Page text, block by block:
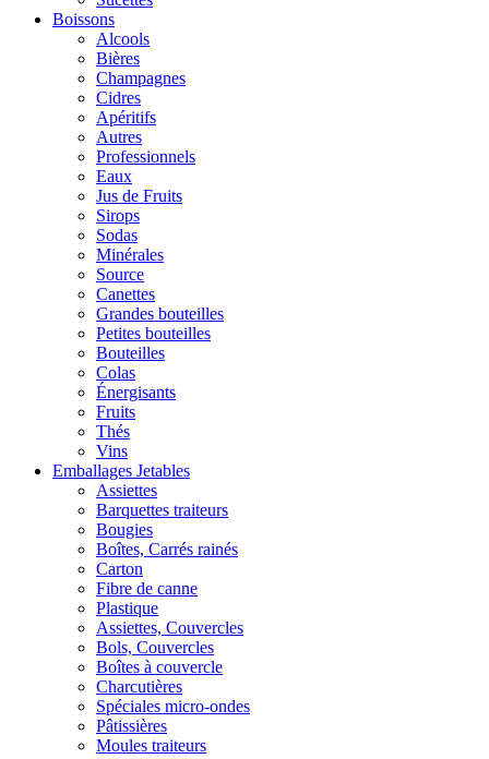
Boissons
Alcools
Bières
Champagnes
Cidres
Apéritifs
Autres
Professionnels
Eaux
Jus de Fruits
Sirops
Sodas
Minérales
Source
Canettes
Grandes bouteilles
Petites bouteilles
Bouteilles
Colas
Énergisants
Fruits
Thés
Vins
Emballages Jetables
Assiettes
Barquettes traiteurs
Bougies
Boîtes, Carrés rainés
Carton
Fibre de canne
Plastique
Assiettes, Couvercles
Bols, Couvercles
Boîtes à couvercle
Charcutières
Spéciales micro-ondes
Pâtissières
Moules traiteurs